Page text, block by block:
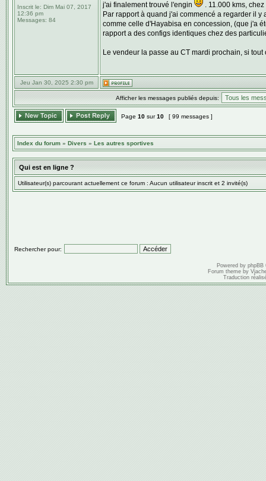
Inscrit le: Dim Mai 07, 2017
12:36 pm
Messages: 84
j'ai finalement trouvé l'engin
. 11.000 kms,
Par rapport à quand j'ai commencé a regarder il
comme celle d'Hayabisa en concession, (que j'a
rapport a des configs identiques chez des
Le vendeur la passe au CT mardi prochain, si
Jeu Jan 30, 2025 2:30 pm
Afficher les messages publiés depuis:
Page 10 sur10 [ 99 messages ]
Index du forum » Divers » Les autres sportives
Qui est en ligne ?
Utilisateur(s) parcourant actuellement ce forum : Aucun utilisateur inscrit et 2 invité(s)
Rechercher pour:
Powered by phpBB
Forum theme by
Traduction